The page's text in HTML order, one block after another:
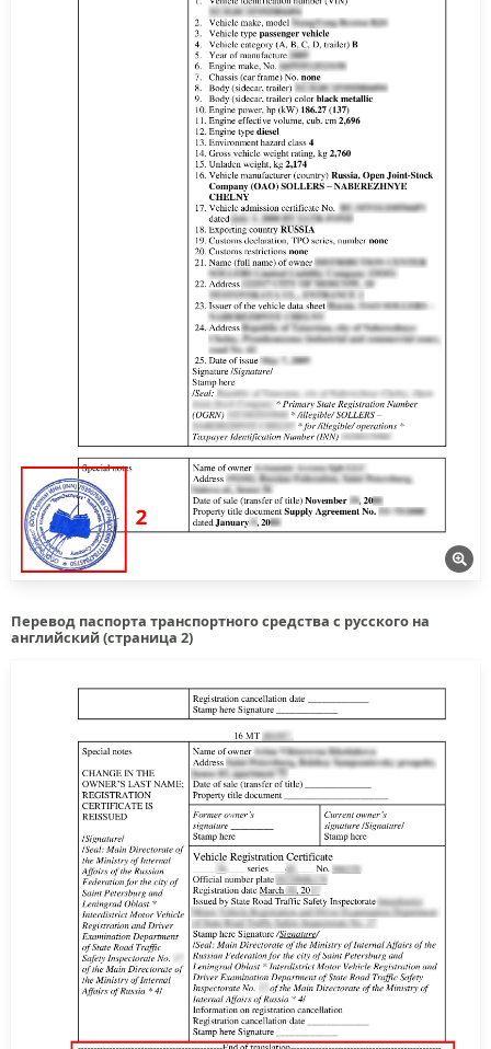
Перевод паспорта транспортного средства с русского на
английский (страница 2)